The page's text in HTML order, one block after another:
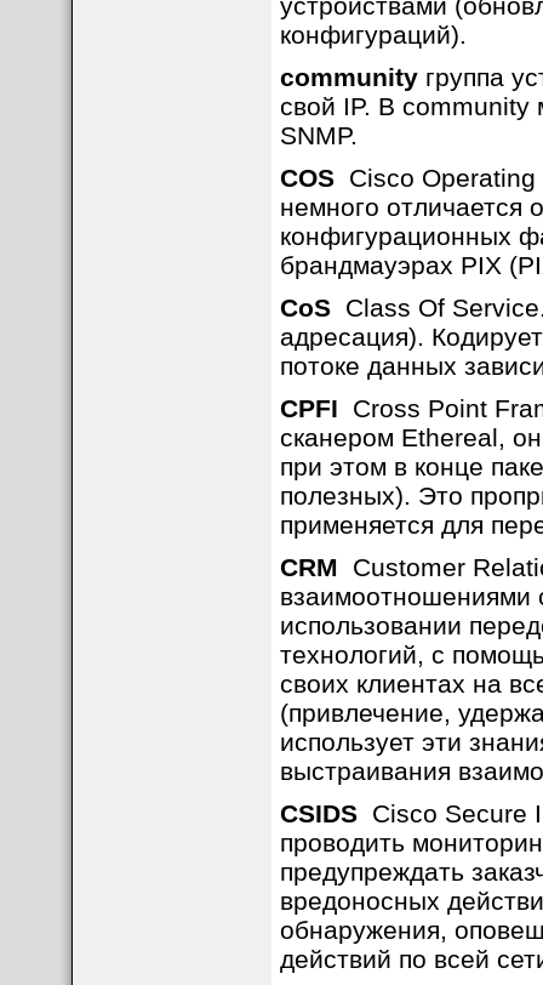
конфигураций).
communityгруппа
свой IP. В community
SNMP.
COSCisco Operating
немного отличается
конфигурационных
брандмауэрах PIX
CoSClass Of Service.
адресация).
потоке данных
CPFI Cross Point
сканером Ethereal,
при этом в конце
полезных). Это
применяется для
CRM Customer
взаимоотношениями
использовании
технологий, с
своих клиентах на
(привлечение,
использует эти
выстраивания
CSIDSCisco Secure
проводить
предупреждать
вредоносных
обнаружения,
действий по всей